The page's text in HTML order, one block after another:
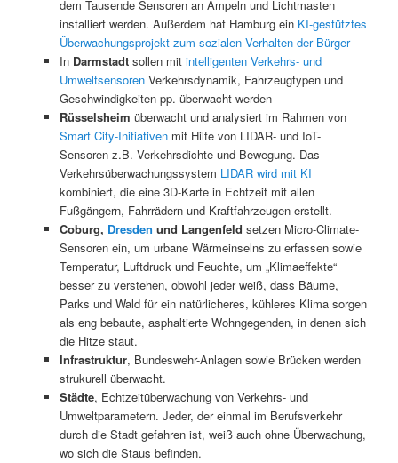
dem Tausende Sensoren an Ampeln und Lichtmasten
installiert werden. Außerdem hat Hamburg ein KI-gestütztes
Überwachungsprojekt zum sozialen Verhalten der Bürger
In Darmstadtsollen mit intelligenten Verkehrs- und
Umweltsensoren Verkehrsdynamik, Fahrzeugtypen und
Geschwindigkeiten pp. überwacht werden
Rüsselsheim überwacht und analysiert im Rahmen von
Smart City-Initiativenmit Hilfe von LIDAR- und IoT-
Sensoren z.B. Verkehrsdichte und Bewegung. Das
Verkehrsüberwachungssystem LIDAR wird mit KI
kombiniert, die eine 3D-Karte in Echtzeit mit allen
Fußgängern, Fahrrädern und Kraftfahrzeugen erstellt.
Coburg, Dresden und Langenfeld setzen Micro-Climate-
Sensoren ein, um urbane Wärmeinselns zu erfassen sowie
Temperatur, Luftdruck und Feuchte, um „Klimaeffekte“
besser zu verstehen, obwohl jeder weiß, dass Bäume,
Parks und Wald für ein natürlicheres, kühleres Klima sorgen
als eng bebaute, asphaltierte Wohngegenden, in denen sich
die Hitze staut.
Infrastruktur, Bundeswehr-Anlagen sowie Brücken werden
strukurell überwacht.
Städte, Echtzeitüberwachung von Verkehrs- und
Umweltparametern. Jeder, der einmal im Berufsverkehr
durch die Stadt gefahren ist, weiß auch ohne Überwachung,
wo sich die Staus befinden.